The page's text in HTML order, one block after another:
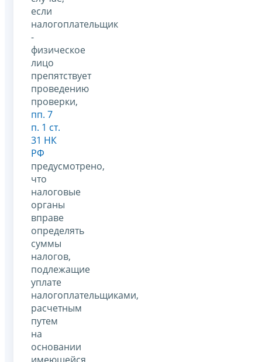
если
налогоплательщик
-
физическое
лицо
препятствует
проведению
проверки,
пп. 7
п. 1 ст.
31 НК
РФ
предусмотрено,
что
налоговые
органы
вправе
определять
суммы
налогов,
подлежащие
уплате
налогоплательщиками,
расчетным
путем
на
основании